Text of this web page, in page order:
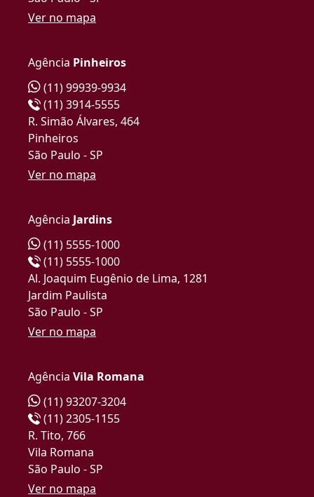
Ver no mapa
Agência Pinheiros
(11) 99939-9934
(11) 3914-5555
R. Simão Álvares, 464
Pinheiros
São Paulo - SP
Ver no mapa
Agência Jardins
(11) 5555-1000
(11) 5555-1000
Al. Joaquim Eugênio de Lima, 1281
Jardim Paulista
São Paulo - SP
Ver no mapa
Agência Vila Romana
(11) 93207-3204
(11) 2305-1155
R. Tito, 766
Vila Romana
São Paulo - SP
Ver no mapa